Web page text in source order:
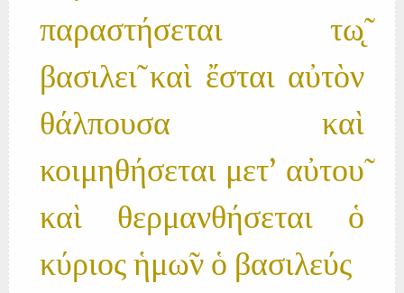
παραστήσεται τω̨̃
βασιλει̃ καὶ ἔσται αὐτὸν
θάλπουσα καὶ
κοιμηθήσεται μετ' αὐτου̃
καὶ θερμανθήσεται ὁ
κύριος ἡμω̃ν ὁ βασιλεύς